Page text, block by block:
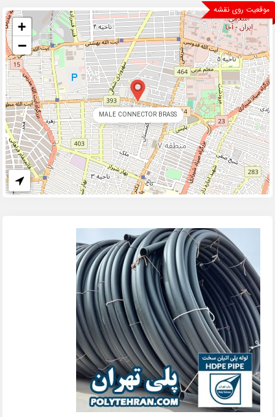
موقعیت روی نقشه
MALE CONNECTOR BRASS
+
−